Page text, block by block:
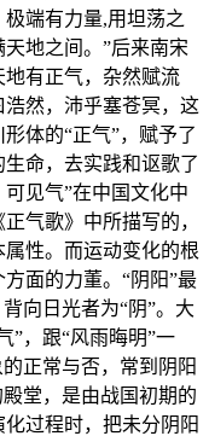
端有力量,用坦荡之
地之间。”后来南宋
有正气，杂然赋流
然，沛乎塞苍冥，这
体的“正气”，赋予了
命，去实践和讴歌了
见气”在中国文化中
气歌》中所描写的，
性。而运动变化的根
面的力董。“阴阳”最
向日光者为“阴”。大
”，跟“风雨晦明”一
正常与否，常到阴阳
堂，是由战国初期的
过程时，把未分阴阳